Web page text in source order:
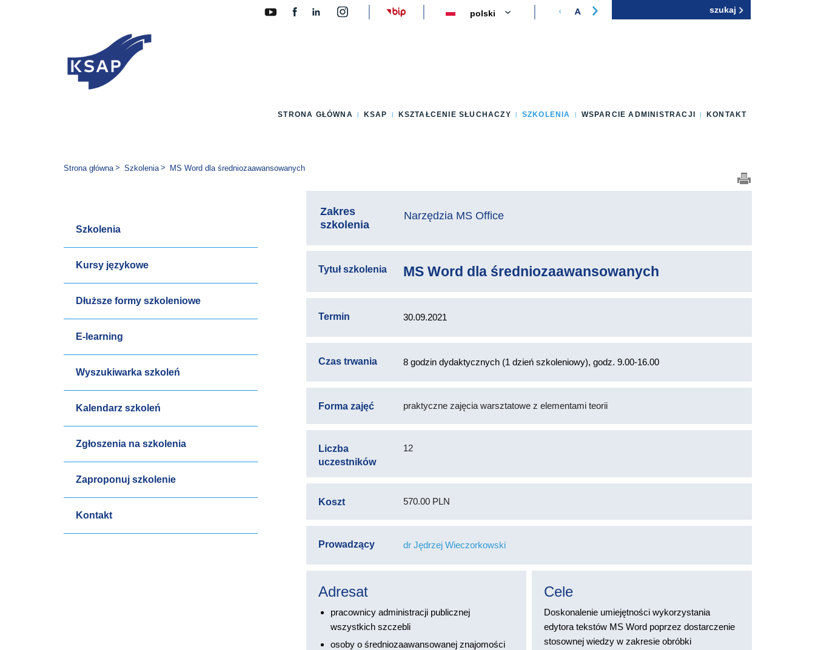
Zmień wersję językową strony
STRONA GŁÓWNA KSAP KSZTAŁCENIE SŁUCHACZY SZKOLENIA WSPARCIE ADMINISTRACJI KONTAKT
Jesteś tutaj:
Strona główna Szkolenia MS Word dla średniozaawansowanych
Szkolenia
Kursy językowe
Dłuższe formy szkoleniowe
E-learning
Wyszukiwarka szkoleń
Kalendarz szkoleń
Zgłoszenia na szkolenia
Zaproponuj szkolenie
Kontakt
Zakres
szkolenia
Narzędzia MS Office
Tytuł szkolenia MS Word dla średniozaawansowanych
Termin 30.09.2021
Czas trwania 8 godzin dydaktycznych (1 dzień szkoleniowy), godz. 9.00-16.00
Forma zajęć praktyczne zajęcia warsztatowe z elementami teorii
Liczba
uczestników
12
Koszt 570.00 PLN
Prowadzący dr Jędrzej Wieczorkowski
Adresat
pracownicy administracji publicznej
wszystkich szczebli
osoby o średniozaawansowanej znajomości
Cele
Doskonalenie umiejętności wykorzystania
edytora tekstów MS Word poprzez dostarczenie
stosownej wiedzy w zakresie obróbki